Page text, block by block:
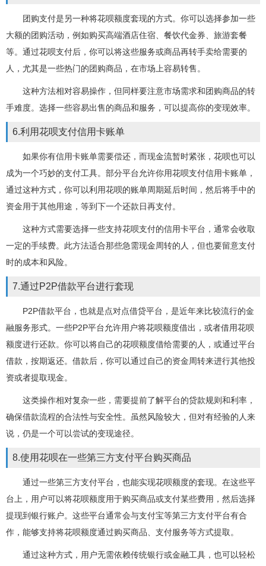
团购支付是另一种将花呗额度套现的方式。你可以选择参加一些
大额的团购活动，例如购买高端酒店住宿、餐饮代金券、旅游套餐
等。通过花呗支付后，你可以将这些服务或商品再转手卖给需要的
人，尤其是一些热门的团购商品，在市场上容易转售。
这种方法相对容易操作，但同样要注意市场需求和团购商品的转
手难度。选择一些容易出售的商品和服务，可以提高你的变现效率。
6.利用花呗支付信用卡账单
如果你有信用卡账单需要偿还，而现金流暂时紧张，花呗也可以
成为一个巧妙的支付工具。部分平台允许你用花呗支付信用卡账单，
通过这种方式，你可以利用花呗的账单周期延后时间，然后将手中的
资金用于其他用途，等到下一个还款日再支付。
这种方式需要选择一些支持花呗支付的信用卡平台，通常会收取
一定的手续费。此方法适合那些急需现金周转的人，但也要留意支付
时的成本和风险。
7.通过P2P借款平台进行套现
P2P借款平台，也就是点对点借贷平台，是近年来比较流行的金
融服务形式。一些P2P平台允许用户将花呗额度借出，或者借用花呗
额度进行还款。你可以将自己的花呗额度借给需要的人，或通过平台
借款，按期返还。借款后，你可以通过自己的资金周转来进行其他投
资或者提取现金。
这类操作相对复杂一些，需要提前了解平台的贷款规则和利率，
确保借款流程的合法性与安全性。虽然风险较大，但对有经验的人来
说，仍是一个可以尝试的变现途径。
8.使用花呗在一些第三方支付平台购买商品
通过一些第三方支付平台，也能实现花呗额度的套现。在这些平
台上，用户可以将花呗额度用于购买商品或支付某些费用，然后选择
提现到银行账户。这些平台通常会与支付宝等第三方支付平台有合
作，能够支持将花呗额度通过购买商品、支付服务等方式提取。
通过这种方式，用户无需依赖传统银行或金融工具，也可以轻松